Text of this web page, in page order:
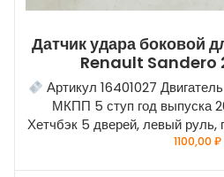
Датчик удара боковой
Renault Sandero
Артикул 16401027
МКПП 5 ступ год выпуска
Хетчбэк 5 дверей, левый
1100,00₽